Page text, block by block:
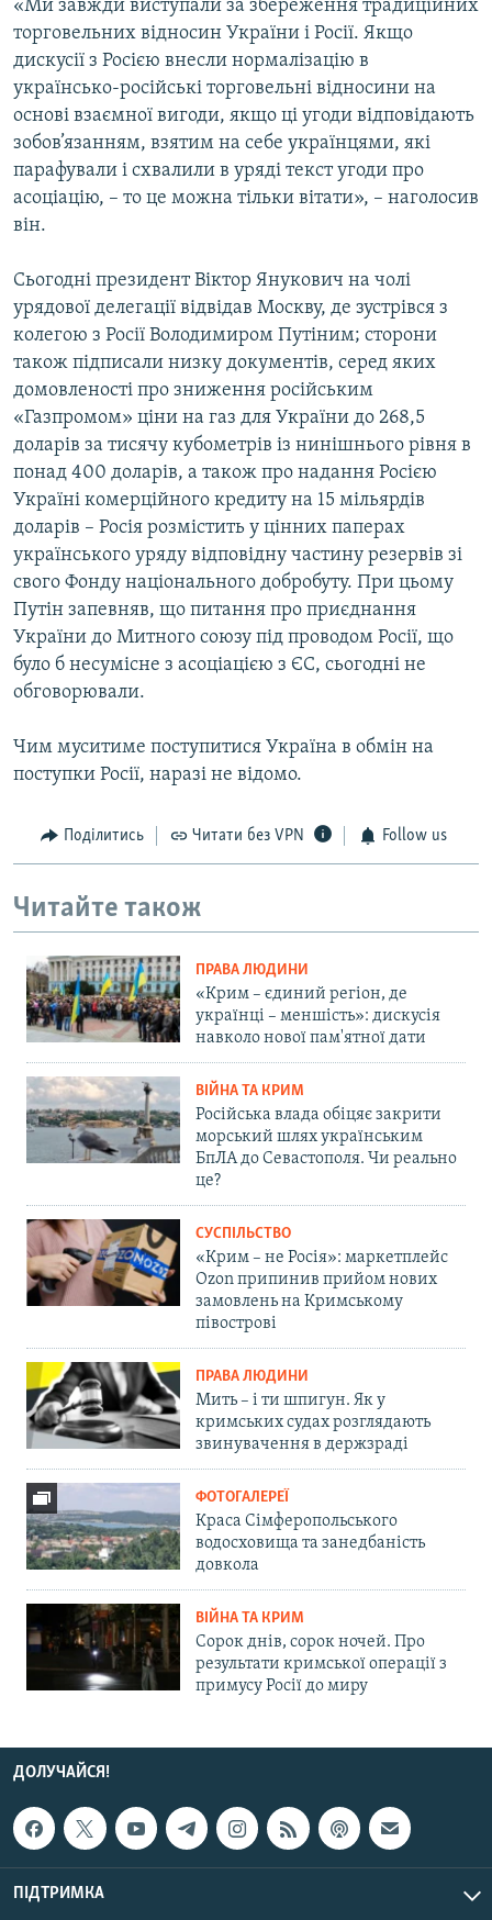
«Ми завжди виступали за збереження традиційних
торговельних відносин України і Росії. Якщо
дискусії з Росією внесли нормалізацію в
українсько-російські торговельні відносини на
основі взаємної вигоди, якщо ці угоди відповідають
зобов’язанням, взятим на себе українцями, які
парафували і схвалили в уряді текст угоди про
асоціацію, – то це можна тільки вітати», – наголосив
він.
Сьогодні президент Віктор Янукович на чолі
урядової делегації відвідав Москву, де зустрівся з
колегою з Росії Володимиром Путіним; сторони
також підписали низку документів, серед яких
домовленості про зниження російським
«Газпромом» ціни на газ для України до 268,5
доларів за тисячу кубометрів із нинішнього рівня в
понад 400 доларів, а також про надання Росією
Україні комерційного кредиту на 15 мільярдів
доларів – Росія розмістить у цінних паперах
українського уряду відповідну частину резервів зі
свого Фонду національного добробуту. При цьому
Путін запевняв, що питання про приєднання
України до Митного союзу під проводом Росії, що
було б несумісне з асоціацією з ЄС, сьогодні не
обговорювали.
Чим муситиме поступитися Україна в обмін на
поступки Росії, наразі не відомо.
Поділитись Читати без VPN Follow us
Читайте також
ПРАВА ЛЮДИНИ
«Крим – єдиний регіон, де
українці – меншість»: дискусія
навколо нової пам'ятної дати
ВІЙНА ТА КРИМ
Російська влада обіцяє закрити
морський шлях українським
БпЛА до Севастополя. Чи реально
це?
СУСПІЛЬСТВО
«Крим – не Росія»: маркетплейс
Ozon припинив прийом нових
замовлень на Кримському
півострові
ПРАВА ЛЮДИНИ
Мить – і ти шпигун. Як у
кримських судах розглядають
звинувачення в держзраді
ФОТОГАЛЕРЕЇ
Краса Сімферопольського
водосховища та занедбаність
довкола
ВІЙНА ТА КРИМ
Сорок днів, сорок ночей. Про
результати кримської операції з
примусу Росії до миру
ДОЛУЧАЙСЯ!
ПІДТРИМКА